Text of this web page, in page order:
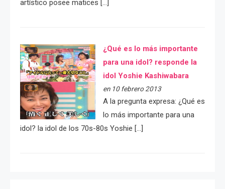
artístico posee matices […]
¿Qué es lo más importante
para una idol? responde la
idol Yoshie Kashiwabara
en 10 febrero 2013
A la pregunta expresa: ¿Qué es
lo más importante para una
idol? la idol de los 70s-80s Yoshie […]